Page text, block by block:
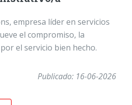
empresa líder en servicios
el compromiso, la
el servicio bien hecho.
Publicado: 16-06-2026